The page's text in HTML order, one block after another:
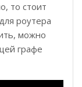
то стоит
роутера
можно
графе